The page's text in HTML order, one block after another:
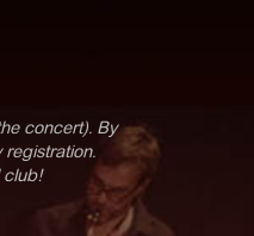
concert). By
club!